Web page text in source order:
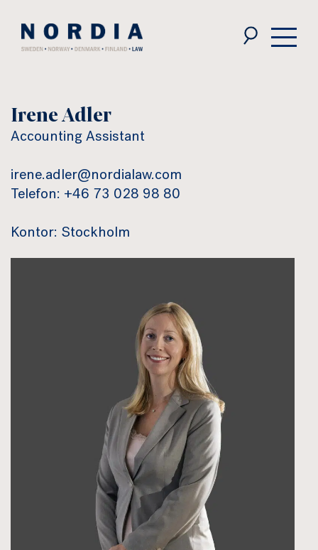
Law
Irene Adler
Accounting Assistant
irene.adler@nordialaw.com
Telefon: +46 73 028 98 80
Kontor: Stockholm